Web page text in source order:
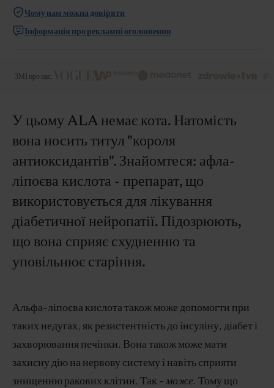
Чому нам можна довіряти
Інформація про рекламні оголошення
ЗМІ про нас:
У цьому ALA немає кота. Натомість
вона носить титул "короля
антиоксидантів". Знайомтеся: афла-
ліпоєва кислота - препарат, що
використовується для лікування
діабетичної нейропатії. Підозрюють,
що вона сприяє схудненню та
уповільнює старіння.
Альфа-ліпоєва кислота також може допомогти при
таких недугах, як резистентність до інсуліну, діабет і
захворювання печінки. Вона також може мати
захисну дію на нервову систему і навіть сприяти
знищенню ракових клітин. Так - може. Тому що